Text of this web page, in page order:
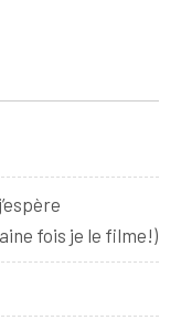
fois je le filme!)